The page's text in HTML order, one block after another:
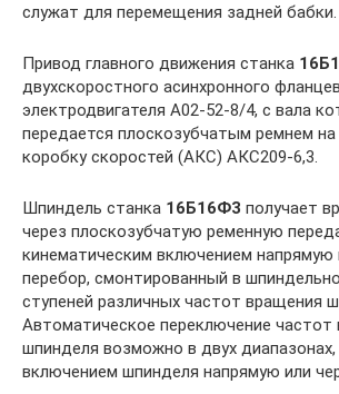
служат для перемещения задней бабки.
Привод главного движения станка
двухскоростного асинхронного
электродвигателя А02-52-8/4, с вала
передается плоскозубчатым ремнем
коробку скоростей (АКС) АКС209-6,3.
Шпиндель станка 16Б16Ф3 получает
через плоскозубчатую ременную
кинематическим включением напрямую
перебор, смонтированный в
ступеней различных частот вращения
Автоматическое переключение частот
шпинделя возможно в двух
включением шпинделя напрямую или